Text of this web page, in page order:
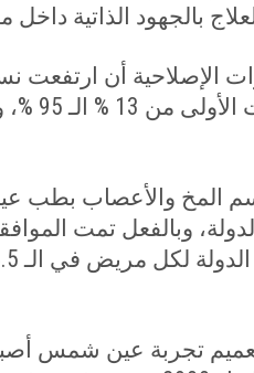
بالجهود الذاتية
الإصلاحية أن ارتفعت
وصلوا
قسم المخ والأعصاب